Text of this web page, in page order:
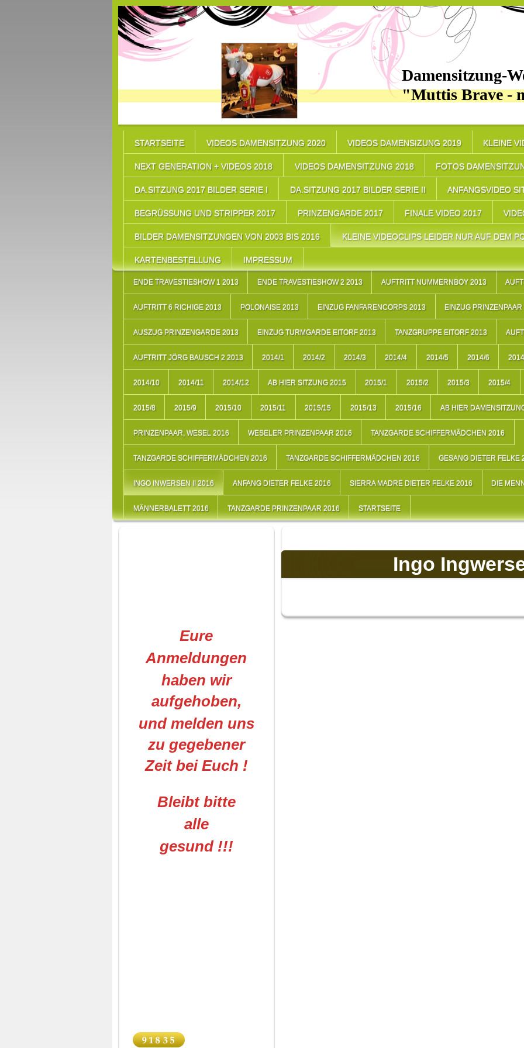
Damensitzung-
"Muttis Brave -
STARTSEITE VIDEOS DAMENSITZUNG 2020 VIDEOS DAMENSIZUNG 2019 KLEINE
NEXT GENERATION + VIDEOS 2018 VIDEOS DAMENSITZUNG 2018 FOTOS
DA.SITZUNG 2017 BILDER SERIE I DA.SITZUNG 2017 BILDER SERIE II ANFANGSVIDEO
BEGRÜSSUNG UND STRIPPER 2017 PRINZENGARDE 2017 FINALE VIDEO 2017
BILDER DAMENSITZUNGEN VON 2003 BIS 2016 KLEINE VIDEOCLIPS LEIDER NUR AUF DEM
KARTENBESTELLUNG IMPRESSUM
ENDE TRAVESTIESHOW 1 2013 ENDE TRAVESTIESHOW 2 2013 AUFTRITT NUMMERNBOY 2013
AUFTRITT 6 RICHIGE 2013 POLONAISE 2013 EINZUG FANFARENCORPS 2013 EINZUG
AUSZUG PRINZENGARDE 2013 EINZUG TURMGARDE EITORF 2013 TANZGRUPPE EITORF 2013
AUFTRITT JÖRG BAUSCH 2 2013 2014/1 2014/2 2014/3 2014/4 2014/5 2014/6
2014/10 2014/11 2014/12 AB HIER SITZUNG 2015 2015/1 2015/2 2015/3 2015/4
2015/8 2015/9 2015/10 2015/11 2015/15 2015/13 2015/16 AB HIER
PRINZENPAAR, WESEL 2016 WESELER PRINZENPAAR 2016 TANZGARDE SCHIFFERMÄDCHEN 2016
TANZGARDE SCHIFFERMÄDCHEN 2016 TANZGARDE SCHIFFERMÄDCHEN 2016 GESANG DIETER FELKE
INGO INWERSEN II 2016 ANFANG DIETER FELKE 2016 SIERRA MADRE DIETER FELKE 2016 DIE
MÄNNERBALETT 2016 TANZGARDE PRINZENPAAR 2016 STARTSEITE
Ingo
Eure
Anmeldungen
haben wir
aufgehoben,
und melden uns
zu gegebener
Zeit bei Euch !
Bleibt bitte
alle
gesund !!!